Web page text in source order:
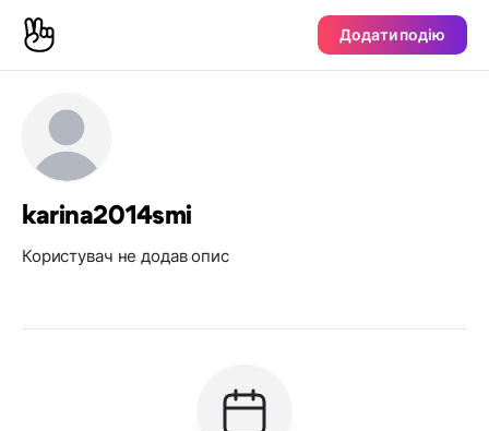
Додати подію
karina2014smi
Користувач не додав опис